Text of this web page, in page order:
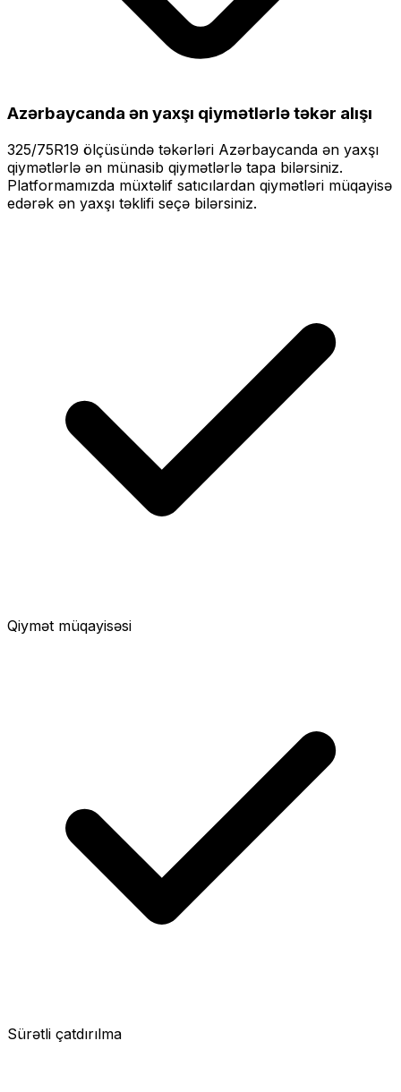
Azərbaycanda ən yaxşı qiymətlərlətəkər alışı
325/75R19 ölçüsündə təkərləri Azərbaycanda ən yaxşı
qiymətlərlə ən münasib qiymətlərlə tapa bilərsiniz.
Platformamızda müxtəlif satıcılardan qiymətləri müqayisə
edərək ən yaxşı təklifi seçə bilərsiniz.
Qiymət müqayisəsi
Sürətli çatdırılma